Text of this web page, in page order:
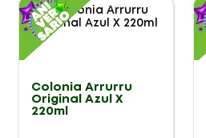
Colonia Arrurru
Original Azul X
220ml